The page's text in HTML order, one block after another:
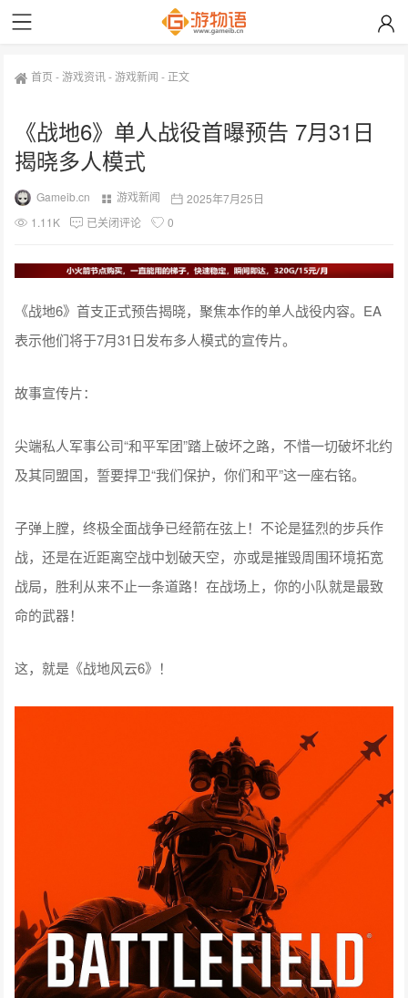
首页 -游戏资讯-游戏新闻 - 正文
《战地6》单人战役首曝预告 7月31日
揭晓多人模式
Gameib.cn 游戏新闻
2025年7月25日
1.11K
已关闭评论 0
《战地6》首支正式预告揭晓，聚焦本作的单人战役内容。EA
表示他们将于7月31日发布多人模式的宣传片。
故事宣传片：
尖端私人军事公司“和平军团”踏上破坏之路，不惜一切破坏北约
及其同盟国，誓要捍卫“我们保护，你们和平”这一座右铭。
子弹上膛，终极全面战争已经箭在弦上！不论是猛烈的步兵作
战，还是在近距离空战中划破天空，亦或是摧毁周围环境拓宽
战局，胜利从来不止一条道路！在战场上，你的小队就是最致
命的武器！
这，就是《战地风云6》！